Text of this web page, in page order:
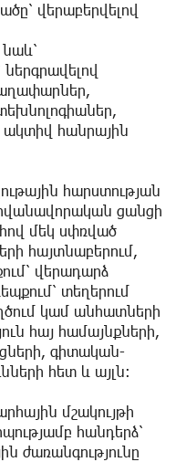
վերաբերվելով
ակտիվ հանրային
հարստության
ցանցի
մեկ սփռված
հայտնաբերում,
վերադարձ
տեղերում
կամ անհատների
հայ համայնքների,
գիտական-
հետ և այլն։
մշակույթի
հանդերձ՝
ժառանգությունը